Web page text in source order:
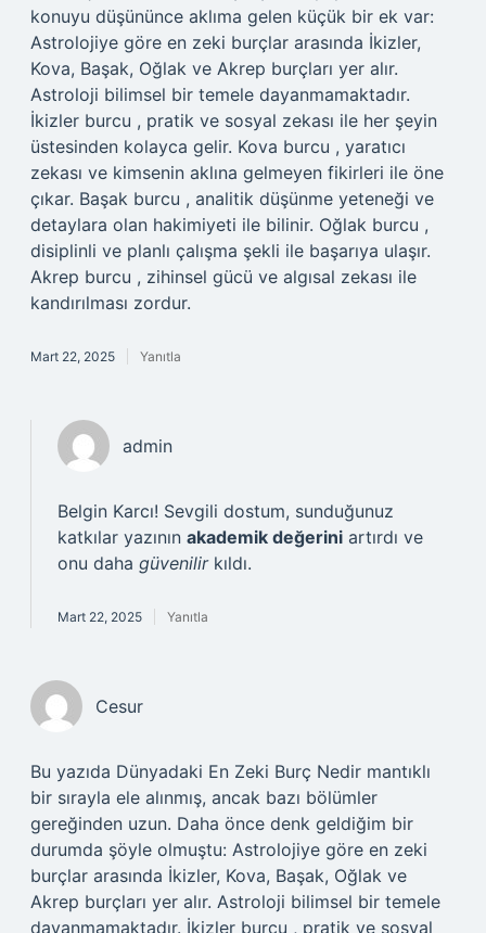
konuyu düşününce aklıma gelen küçük bir ek var:
Astrolojiye göre en zeki burçlar arasında İkizler,
Kova, Başak, Oğlak ve Akrep burçları yer alır.
Astroloji bilimsel bir temele dayanmamaktadır.
İkizler burcu , pratik ve sosyal zekası ile her şeyin
üstesinden kolayca gelir. Kova burcu , yaratıcı
zekası ve kimsenin aklına gelmeyen fikirleri ile öne
çıkar. Başak burcu , analitik düşünme yeteneği ve
detaylara olan hakimiyeti ile bilinir. Oğlak burcu ,
disiplinli ve planlı çalışma şekli ile başarıya ulaşır.
Akrep burcu , zihinsel gücü ve algısal zekası ile
kandırılması zordur.
Mart 22, 2025 Yanıtla
admin
Belgin Karcı! Sevgili dostum, sunduğunuz
katkılar yazının akademik değerini artırdı ve
onu daha güvenilirkıldı.
Mart 22, 2025 Yanıtla
Cesur
Bu yazıda Dünyadaki En Zeki Burç Nedir mantıklı
bir sırayla ele alınmış, ancak bazı bölümler
gereğinden uzun. Daha önce denk geldiğim bir
durumda şöyle olmuştu: Astrolojiye göre en zeki
burçlar arasında İkizler, Kova, Başak, Oğlak ve
Akrep burçları yer alır. Astroloji bilimsel bir temele
dayanmamaktadır. İkizler burcu , pratik ve sosyal